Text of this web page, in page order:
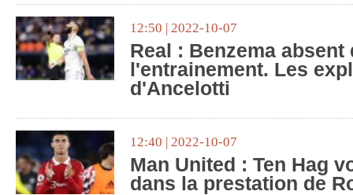
12:50 | 2022-10-07
Real : Benzema absent
l'entrainement. Les
d'Ancelotti
12:40 | 2022-10-07
Man United : Ten Hag
dans la prestation de